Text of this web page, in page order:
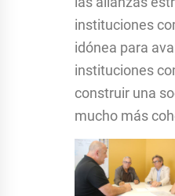
instituciones
idónea para
instituciones
construir una
mucho más